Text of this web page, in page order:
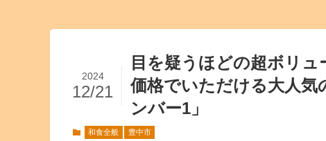
目を疑うほどの超ボリ
価格でいただける大人
ンバー1」
2024
12/21
和食全般 豊中市